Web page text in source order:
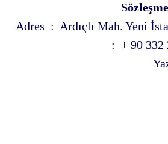
Adres : Ardıçlı Mah. Yeni
: + 90